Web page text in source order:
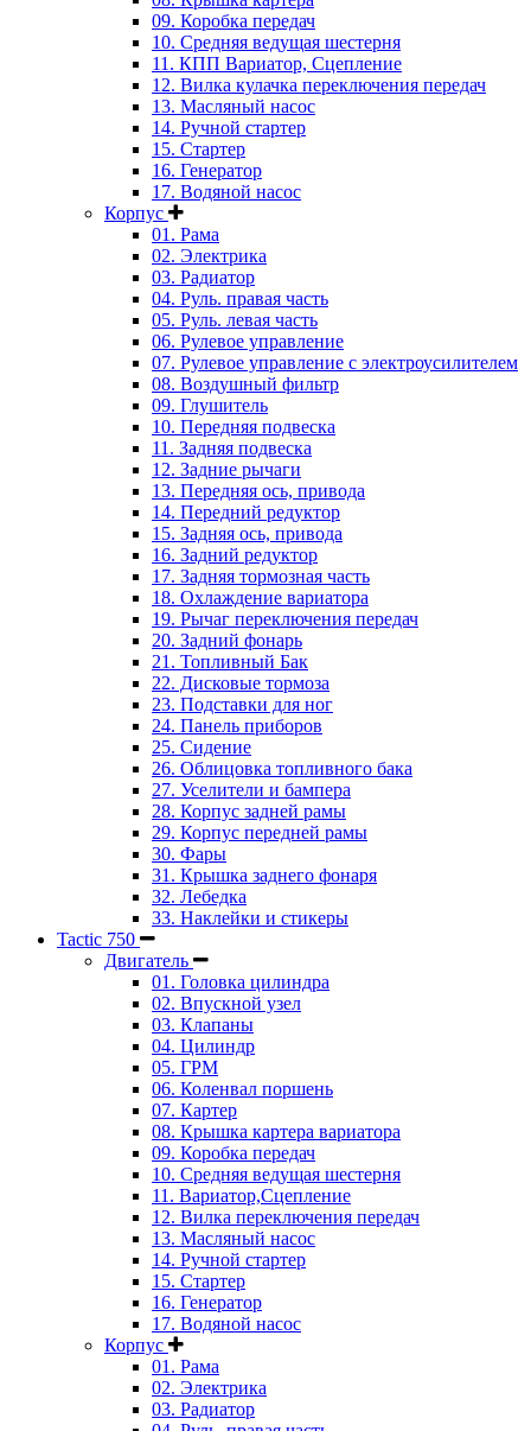
09. Коробка передач
10. Средняя ведущая шестерня
11. КПП Вариатор, Сцепление
12. Вилка кулачка переключения передач
13. Масляный насос
14. Ручной стартер
15. Стартер
16. Генератор
17. Водяной насос
Корпус
01. Рама
02. Электрика
03. Радиатор
04. Руль. правая часть
05. Руль. левая часть
06. Рулевое управление
07. Рулевое управление с электроусилителем
08. Воздушный фильтр
09. Глушитель
10. Передняя подвеска
11. Задняя подвеска
12. Задние рычаги
13. Передняя ось, привода
14. Передний редуктор
15. Задняя ось, привода
16. Задний редуктор
17. Задняя тормозная часть
18. Охлаждение вариатора
19. Рычаг переключения передач
20. Задний фонарь
21. Топливный Бак
22. Дисковые тормоза
23. Подставки для ног
24. Панель приборов
25. Сидение
26. Облицовка топливного бака
27. Уселители и бампера
28. Корпус задней рамы
29. Корпус передней рамы
30. Фары
31. Крышка заднего фонаря
32. Лебедка
33. Наклейки и стикеры
Tactic 750
Двигатель
01. Головка цилиндра
02. Впускной узел
03. Клапаны
04. Цилиндр
05. ГРМ
06. Коленвал поршень
07. Картер
08. Крышка картера вариатора
09. Коробка передач
10. Средняя ведущая шестерня
11. Вариатор,Сцепление
12. Вилка переключения передач
13. Масляный насос
14. Ручной стартер
15. Стартер
16. Генератор
17. Водяной насос
Корпус
01. Рама
02. Электрика
03. Радиатор